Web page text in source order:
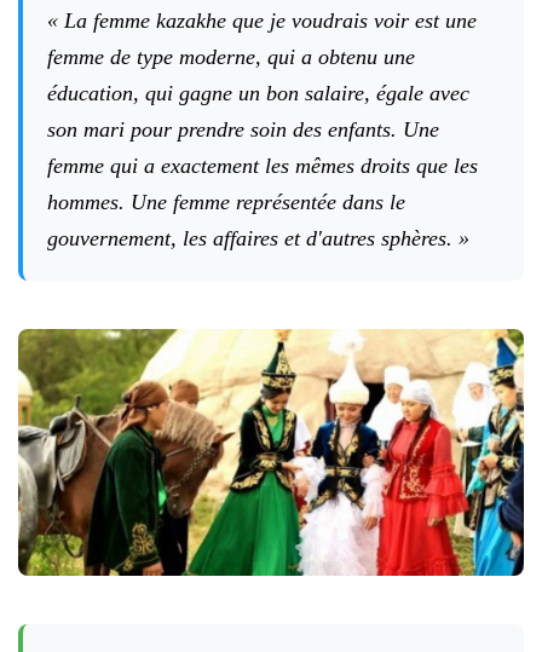
« La femme kazakhe que je voudrais voir est une
femme de type moderne, qui a obtenu une
éducation, qui gagne un bon salaire, égale avec
son mari pour prendre soin des enfants. Une
femme qui a exactement les mêmes droits que les
hommes. Une femme représentée dans le
gouvernement, les affaires et d'autres sphères. »